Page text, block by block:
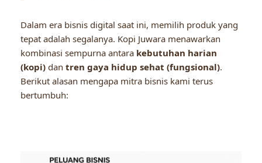
Dalam era bisnis digital saat ini, memilih produk yang
tepat adalah segalanya. Kopi Juwara menawarkan
kombinasi sempurna antara kebutuhan harian
(kopi) dan tren gaya hidup sehat (fungsional).
Berikut alasan mengapa mitra bisnis kami terus
bertumbuh: